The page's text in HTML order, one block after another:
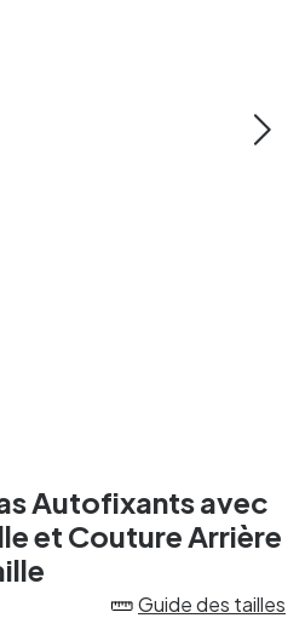
Autofixants avec
et Couture Arrière
Guide des tailles